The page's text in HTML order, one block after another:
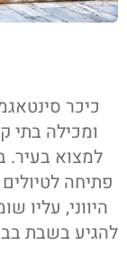
כיכר
ומכילה בתי
למצוא בעיר.
פתיחה
היווני, עליו
להגיע בשבת